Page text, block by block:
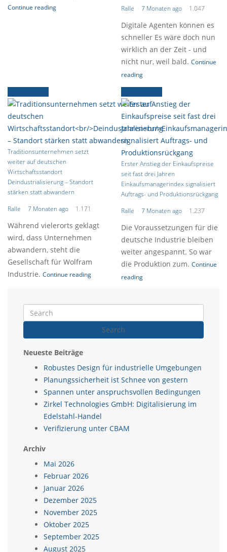
Continue reading
Ralle
7 Monaten ago 1.047
Digitale Agenten können es
schneller Es wäre doch nun
wirklich an der Zeit - und
nicht nur, weil bald. Continue
reading
Traditionsunternehmen setzt
weiter auf deutschen
Wirtschaftsstandort
Deindustrialisierung – Standort
stärken statt abwandern
Ralle
7 Monaten ago 1.171
Während vielerorts geklagt
wird, dass Unternehmen
abwandern, steht die
Gesellschaft für Wolfram
Industrie. Continue reading
Erster Anstieg der Einkaufspreise
seit fast drei Jahren
Einkaufsmanagerindex signalisiert
Auftrags- und Produktionsrückgang
Ralle
7 Monaten ago 1.237
Die Voraussetzungen für die
deutsche Industrie bleiben
weiter angespannt. So war
die Produktion zum. Continue
reading
Search
Neueste Beiträge
Robustes Design für industrielle Umgebungen
Planungssicherheit ist Schnee von gestern
Spannen unter anspruchsvollen Bedingungen
Zirkel Technologies GmbH: Digitalisierung im
Edelstahl-Handel
Verifizierung unter CBAM
Archiv
Mai 2026
Februar 2026
Januar 2026
Dezember 2025
November 2025
Oktober 2025
September 2025
August 2025